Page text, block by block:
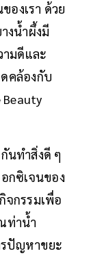
องเรา ด้วย
งน้ำผึ้งมี
มดีและ
คล้องกับ
นทำสิ่งดี ๆ
กซิเจนของ
จกรรมเพื่อ
ท่าน้ำ
รปัญหาขยะ